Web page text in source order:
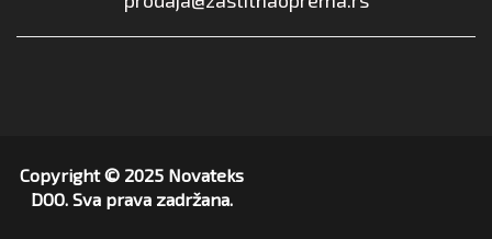
Copyright © 2025 Novateks
DOO. Sva prava zadržana.